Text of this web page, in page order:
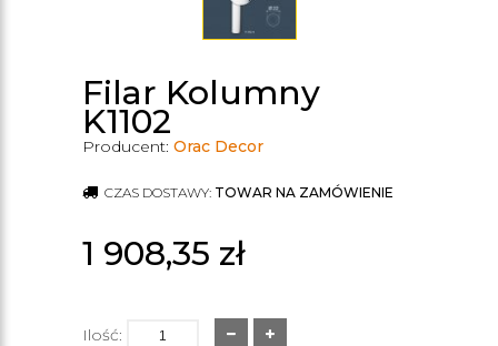
Filar Kolumny
K1102
Producent: Orac Decor
CZAS DOSTAWY: TOWAR NA ZAMÓWIENIE
1 908,35 zł
Ilość: